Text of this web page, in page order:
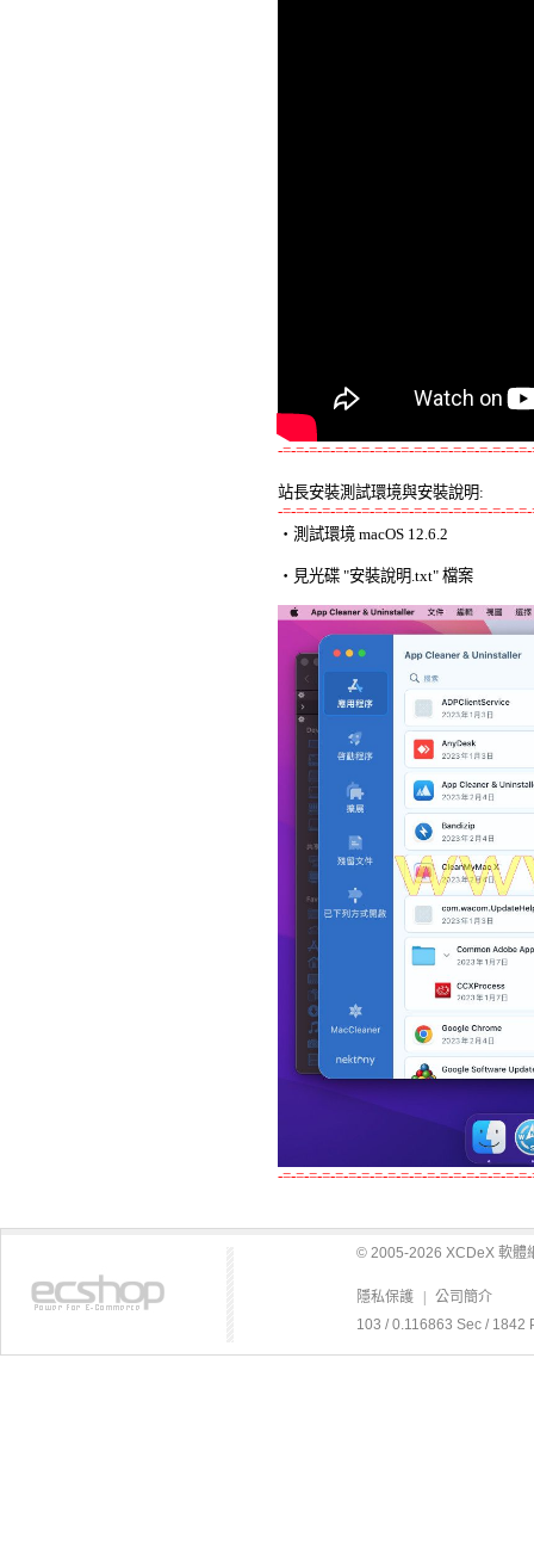
-=-=-=-=-=-=-=-=-=-=-=-=-=-=-=-=-=-=-
站長安裝測試環境與安裝說明:
-=-=-=-=-=-=-=-=-=-=-=-=-=-=-=-=-=-=-
‧測試環境 macOS 12.6.2
‧見光碟 "安裝說明.txt" 檔案
-=-=-=-=-=-=-=-=-=-=-=-=-=-=-=-=-=-=-
© 2005-2026 XCDeX 軟體
隱私保護
公司簡介
103 / 0.116863 Sec / 1842